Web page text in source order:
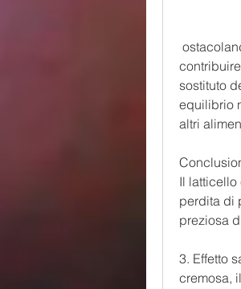
sostituto
equilibrio
altri
Il latticello
perdita di
preziosa
3. Effetto
cremosa,